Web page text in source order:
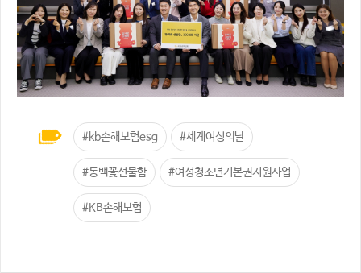
#kb손해보험esg #세계여성의날
#동백꽃선물함 #여성청소년기본권지원사업
#KB손해보험